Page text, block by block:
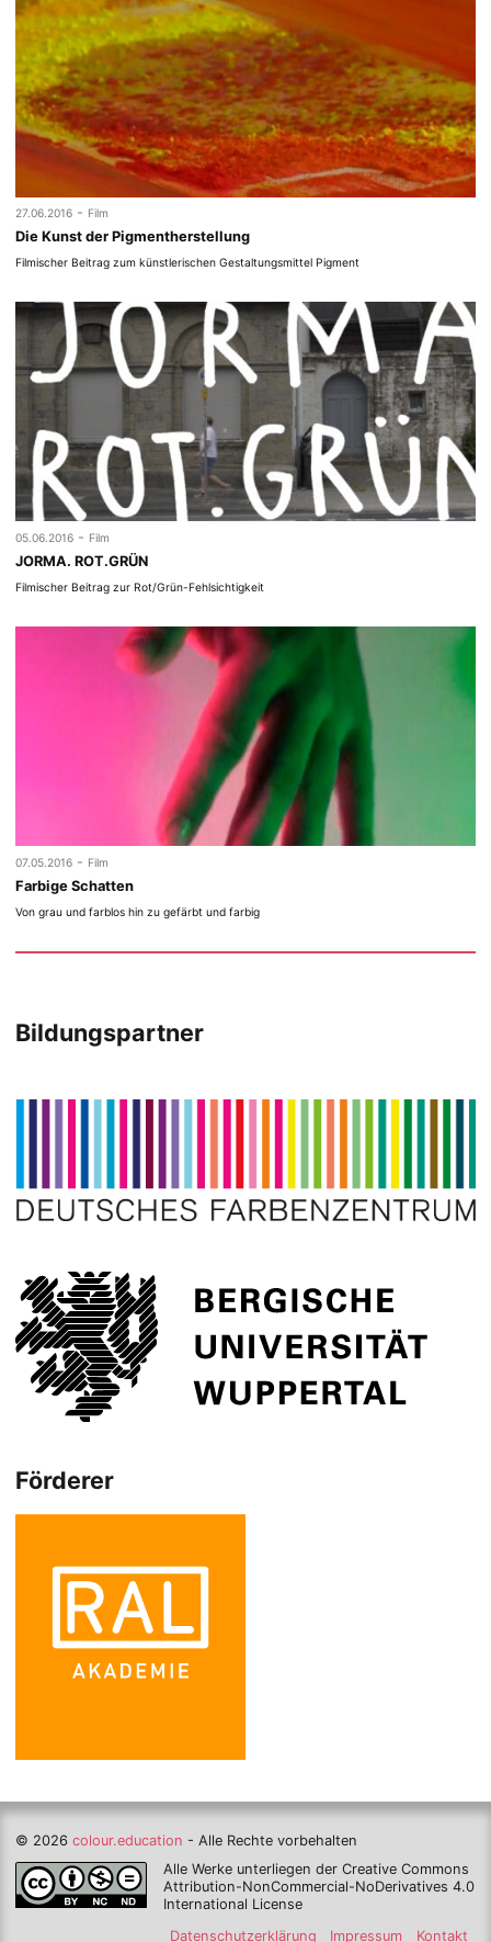
27.06.2016 - Film
Die Kunst der Pigmentherstellung
Filmischer Beitrag zum künstlerischen Gestaltungsmittel Pigment
05.06.2016 - Film
JORMA. ROT.GRÜN
Filmischer Beitrag zur Rot/Grün-Fehlsichtigkeit
07.05.2016 - Film
Farbige Schatten
Von grau und farblos hin zu gefärbt und farbig
Bildungspartner
Förderer
© 2026 colour.education - Alle Rechte vorbehalten
Alle Werke unterliegen der Creative Commons
Attribution-NonCommercial-NoDerivatives 4.0
International License
Datenschutzerklärung
Impressum Kontakt